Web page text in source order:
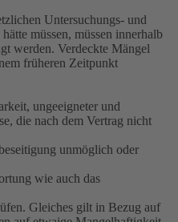
Untersuchungs- und
müssen, müssen innerhalb
werden. Verdeckte Mängel
früheren Zeitpunkt
ungeeigneter und
die nach dem Vertrag nicht
unmöglich oder
wie auch das
Gleiches gilt in Bezug auf